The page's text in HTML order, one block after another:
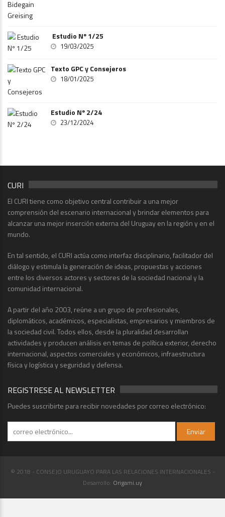
Estudio Nº 1/25
19/03/2025
Texto GPC y Consejeros
18/01/2025
Estudio Nº 2/24
23/12/2024
CURI
El CURI tiene como objetivo central contribuir a una mejor
comprensión del escenario internacional y brindar elementos para
alcanzar una mejor inserción externa del Uruguay en la región y en el
mundo.
En tal sentido, el CURI actúa como interfaz disciplinario, facilitador del
diálogo y estimula la generación de ideas, propuestas y acciones
entre los diversos actores y sectores de la sociedad nacional y la
comunidad internacional.
A partir del año 2003, reúne a un grupo de profesionales,
diplomáticos, académicos, especialistas, empresarios y miembros de
la sociedad civil. Todos ellos, desde la pluralidad desarrollan
actividades y producen análisis en temas de política exterior, derecho
internacional, aspectos comerciales y económicos, infraestructura
física y logística y seguridad y defensa.
REGISTRESE AL NEWSLETTER
Puedes suscribirte para recibir novedades por correo electrónico:
© 2018 - CONSEJO URUGUAYO PARA LAS RELACIONES INTERNACIONALES -
Desarrollo: Origami.uy